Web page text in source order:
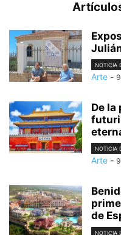
NOTICIA
Arte -
De la
NOTICIA
Arte -
de
NOTICIA